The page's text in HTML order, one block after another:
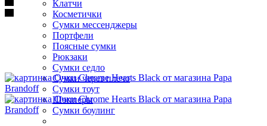
Клатчи
Косметички
Сумки мессенджеры
Портфели
Поясные сумки
Рюкзаки
Сумки седло
Сумки через плечо
Сумки тоут
Шопперы
Сумки боулинг